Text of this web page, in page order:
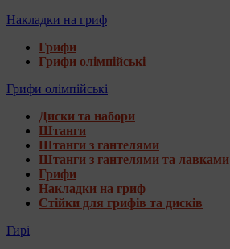
Накладки на гриф
Грифи
Грифи олімпійські
Грифи олімпійські
Диски та набори
Штанги
Штанги з гантелями
Штанги з гантелями та лавками
Грифи
Накладки на гриф
Стійки для грифів та дисків
Гирі